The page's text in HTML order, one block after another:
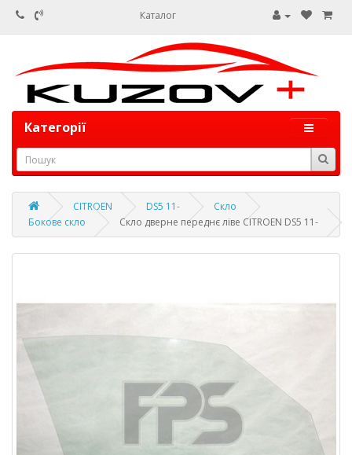
Каталог
Категорії
CITROEN DS5 11-
Скло
Бокове скло
Скло дверне переднє ліве CITROEN DS5 11-